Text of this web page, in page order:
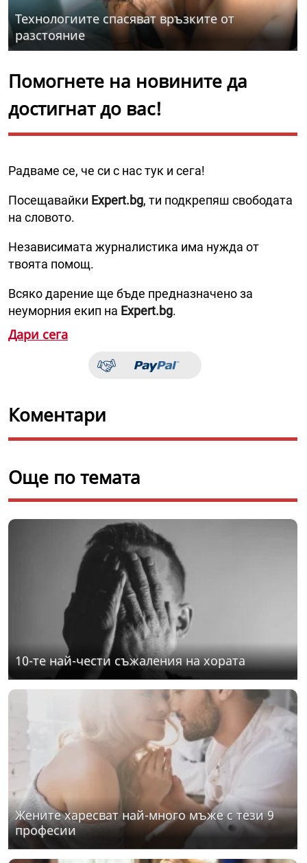
Технологиите спасяват връзките от
разстояние
Помогнете на новините да
достигнат до вас!
Радваме се, че си с нас тук и сега!
Посещавайки Expert.bg, ти подкрепяш свободата
на словото.
Независимата журналистика има нужда от
твоята помощ.
Всяко дарение ще бъде предназначено за
неуморния екип на Expert.bg.
Дари сега
Коментари
Още по темата
10-те най-чести съжаления на хората
Жените харесват най-много мъже с тези 9
професии